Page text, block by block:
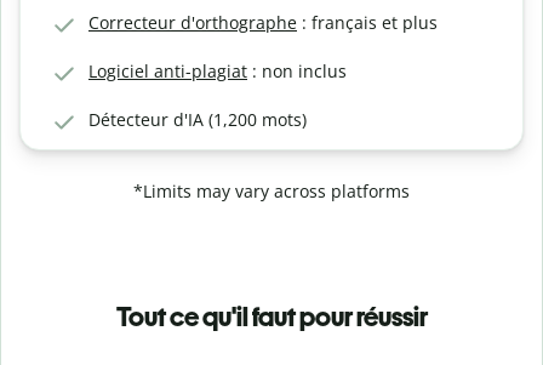
Correcteur d'orthographe : français et plus
Logiciel anti-plagiat : non inclus
Détecteur d'IA (1,200 mots)
*Limits may vary across platforms
Tout ce qu'il faut pour réussir